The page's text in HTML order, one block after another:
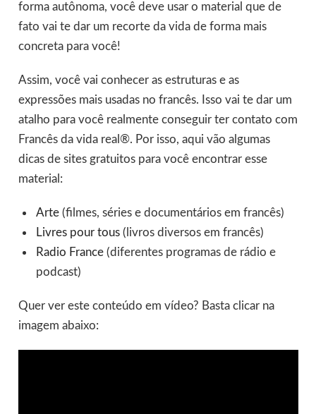
forma autônoma, você deve usar o material que de
fato vai te dar um recorte da vida de forma mais
concreta para você!
Assim, você vai conhecer as estruturas e as
expressões mais usadas no francês. Isso vai te dar um
atalho para você realmente conseguir ter contato com
Francês da vida real®. Por isso, aqui vão algumas
dicas de sites gratuitos para você encontrar esse
material:
Arte(filmes, séries e documentários em francês)
Livres pour tous(livros diversos em francês)
Radio France(diferentes programas de rádio e
podcast)
Quer ver este conteúdo em vídeo? Basta clicar na
imagem abaixo: